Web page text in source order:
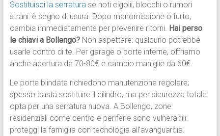
Sostituisci la serraturase noti cigolii, blocchi o rumori
strani: è segno di usura. Dopo manomissione o furto,
cambia immediatamente per prevenire ritorni. Hai perso
le chiavi a Bollengo?Non aspettare: qualcuno potrebbe
usarle contro di te. Per garage o porte interne, offriamo
anche apertura da 70-80€ e cambio maniglie da 60€.
Le porte blindate richiedono manutenzione regolare;
spesso basta sostituire il cilindro, ma per sicurezza totale
opta per una serratura nuova. A Bollengo, zone
residenziali come centro e periferie sono vulnerabili:
proteggi la famiglia con tecnologia all’avanguardia.